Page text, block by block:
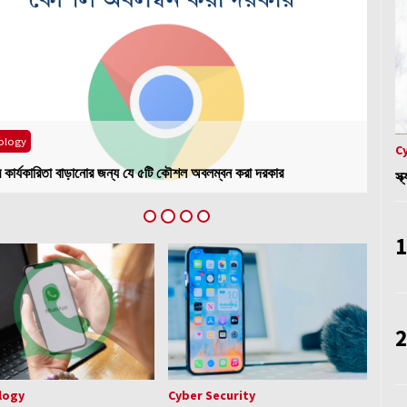
আইফোনে জিমেইল অ্যাপে জেমিনি, মিলবে যে সুবিধা
যে বিষয় গুলো আপনার স্মার্টফোনকে সাইবার আক্রমণ থেকে রক্ষা
করবে
কি-বোর্ড কাজ না করলে যা করবেন
Cyber Security
1
2